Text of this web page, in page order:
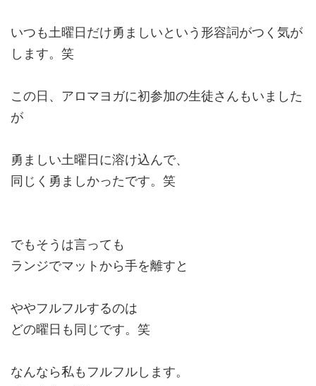
いつも土曜日だけ勇ましいという形容詞がつく気が
します。笑
この日、アロマヨガに初参加の生徒さんもいました
が
勇ましい土曜日に溶け込んで、
同じく勇ましかったです。笑
でもそうは言っても
ランジでマットから手を離すと
ややフルフルするのは
どの曜日も同じです。笑
なんなら私もフルフルします。